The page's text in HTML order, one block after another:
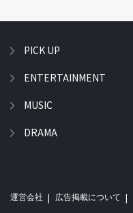
PICK UP
ENTERTAINMENT
MUSIC
DRAMA
運営会社 広告掲載について